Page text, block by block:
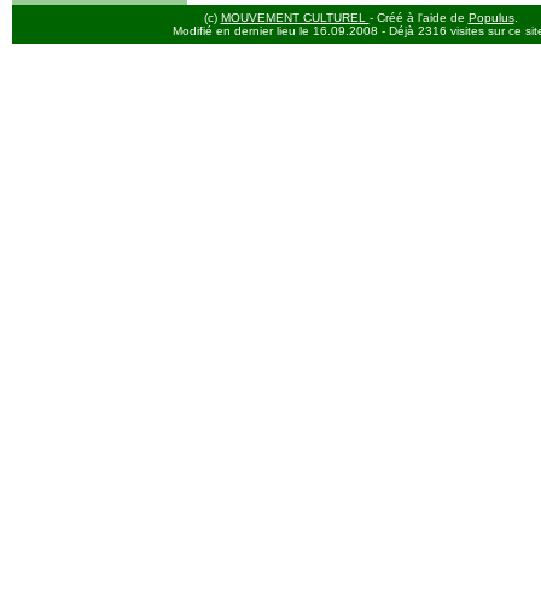
(c) MOUVEMENT CULTUREL - Créé à l'aide de Populus.
Modifié en dernier lieu le 16.09.2008 - Déjà 2316 visites sur ce